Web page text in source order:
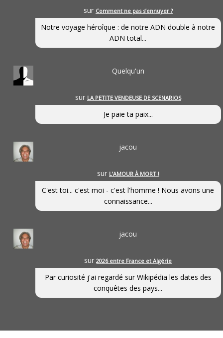
sur Comment ne pas s’ennuyer ?
Notre voyage héroîque : de notre ADN double à notre
ADN total...
Quelqu'un
sur LA PETITE VENDEUSE DE SCENARIOS
Je paie ta paix...
jacou
sur L’AMOUR À MORT !
C'est toi... c'est moi - c'est l'homme ! Nous avons une
connaissance...
jacou
sur2026 entre France et Algérie
Par curiosité j'ai regardé sur Wikipédia les dates des
conquêtes des pays...